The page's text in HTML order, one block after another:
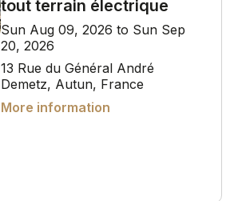
tout terrain électrique
Sun Aug 09, 2026 to Sun Sep
20, 2026
13 Rue du Général André
Demetz, Autun, France
More information